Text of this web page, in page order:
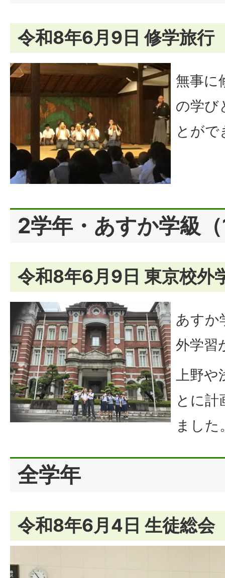
令和8年6月9日 修学旅行
無事に
の学び
とがで
2学年・あすか学級
令和8年6月9日 東京校外
あすか
外学習
上野や
とに計
ました
全学年
令和8年6月4日 生徒総会